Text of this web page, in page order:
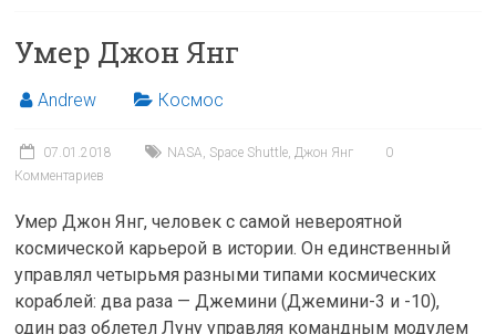
Умер Джон Янг
Andrew Космос
07.01.2018 NASA, Space Shuttle,Джон Янг
0
Комментариев
Умер Джон Янг, человек с самой невероятной
космической карьерой в истории. Он единственный
управлял четырьмя разными типами космических
кораблей: два раза — Джемини (Джемини-3 и -10),
один раз облетел Луну управляя командным модулем